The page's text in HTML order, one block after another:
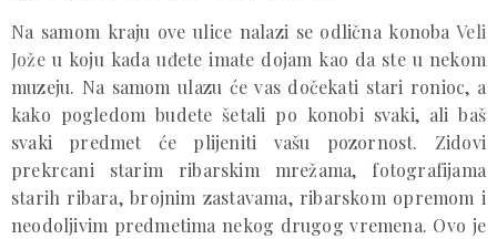
Na samom kraju ove ulice nalazi se odlična konobaVeli
Jožeu koju kada uđete imate dojam kao da ste u nekom
muzeju. Na samom ulazu će vas dočekati stari ronioc, a
kako pogledom budete šetali po konobi svaki, ali baš
svaki predmet će plijeniti vašu pozornost. Zidovi
prekrcani starim ribarskim mrežama, fotografijama
starih ribara, brojnim zastavama, ribarskom opremom i
neodoljivim predmetima nekog drugog vremena. Ovo je